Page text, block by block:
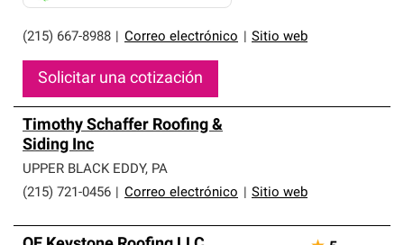
(215) 667-8988 Correo electrónico Sitio web
Solicitar una cotización
Timothy Schaffer Roofing &
Siding Inc
UPPER BLACK EDDY, PA
(215) 721-0456
Correo electrónico Sitio web